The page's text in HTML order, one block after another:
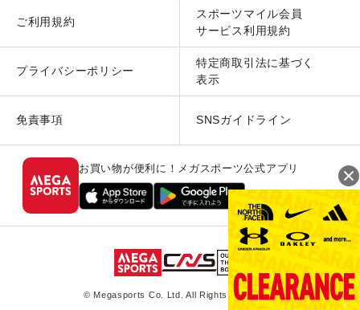
ご利用規約
スポーツマイル会員
サービス利用規約
プライバシーポリシー
特定商取引法に基づく
表示
免責事項 SNSガイドライン
お買い物が便利に！メガスポーツ公式アプリ
© Megasports Co. Ltd. All Rights Reserved.